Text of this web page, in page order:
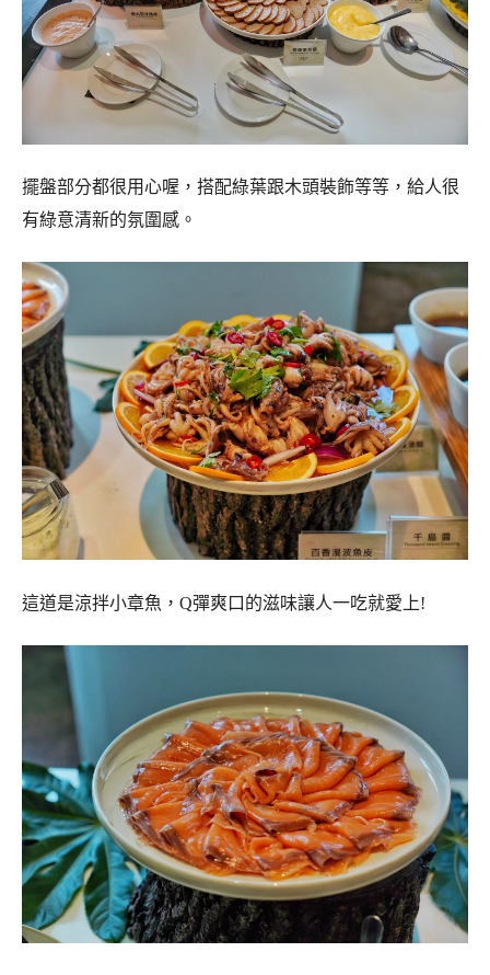
擺盤部分都很用心喔，搭配綠葉跟木頭裝飾等等，給人很
有綠意清新的氛圍感。
這道是涼拌小章魚，Q彈爽口的滋味讓人一吃就愛上!